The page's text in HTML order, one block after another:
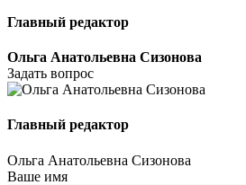
Главный редактор
Ольга Анатольевна Сизонова
Задать вопрос
Главный редактор
Ольга Анатольевна Сизонова
Ваше имя